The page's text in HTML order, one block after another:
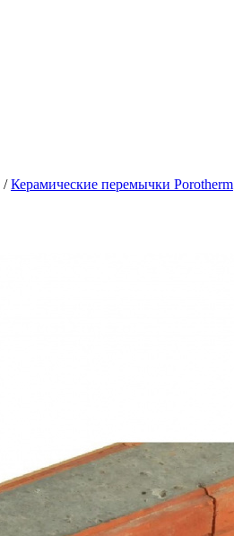
/ Керамические перемычки Porotherm